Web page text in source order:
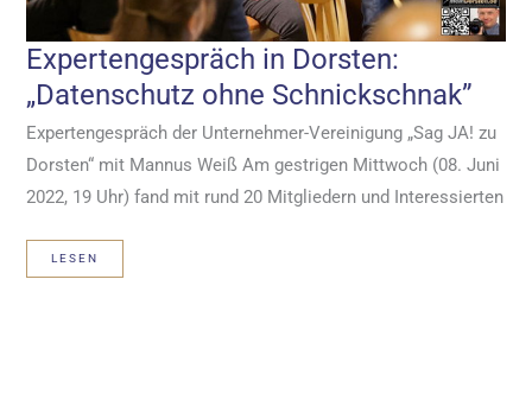
Expertengespräch in Dorsten:
„Datenschutz ohne Schnickschnak”
Expertengespräch der Unternehmer-Vereinigung „Sag JA! zu
Dorsten“ mit Mannus Weiß Am gestrigen Mittwoch (08. Juni
2022, 19 Uhr) fand mit rund 20 Mitgliedern und Interessierten
EXPERTENGESPRÄCH
DORSTEN:
LESEN